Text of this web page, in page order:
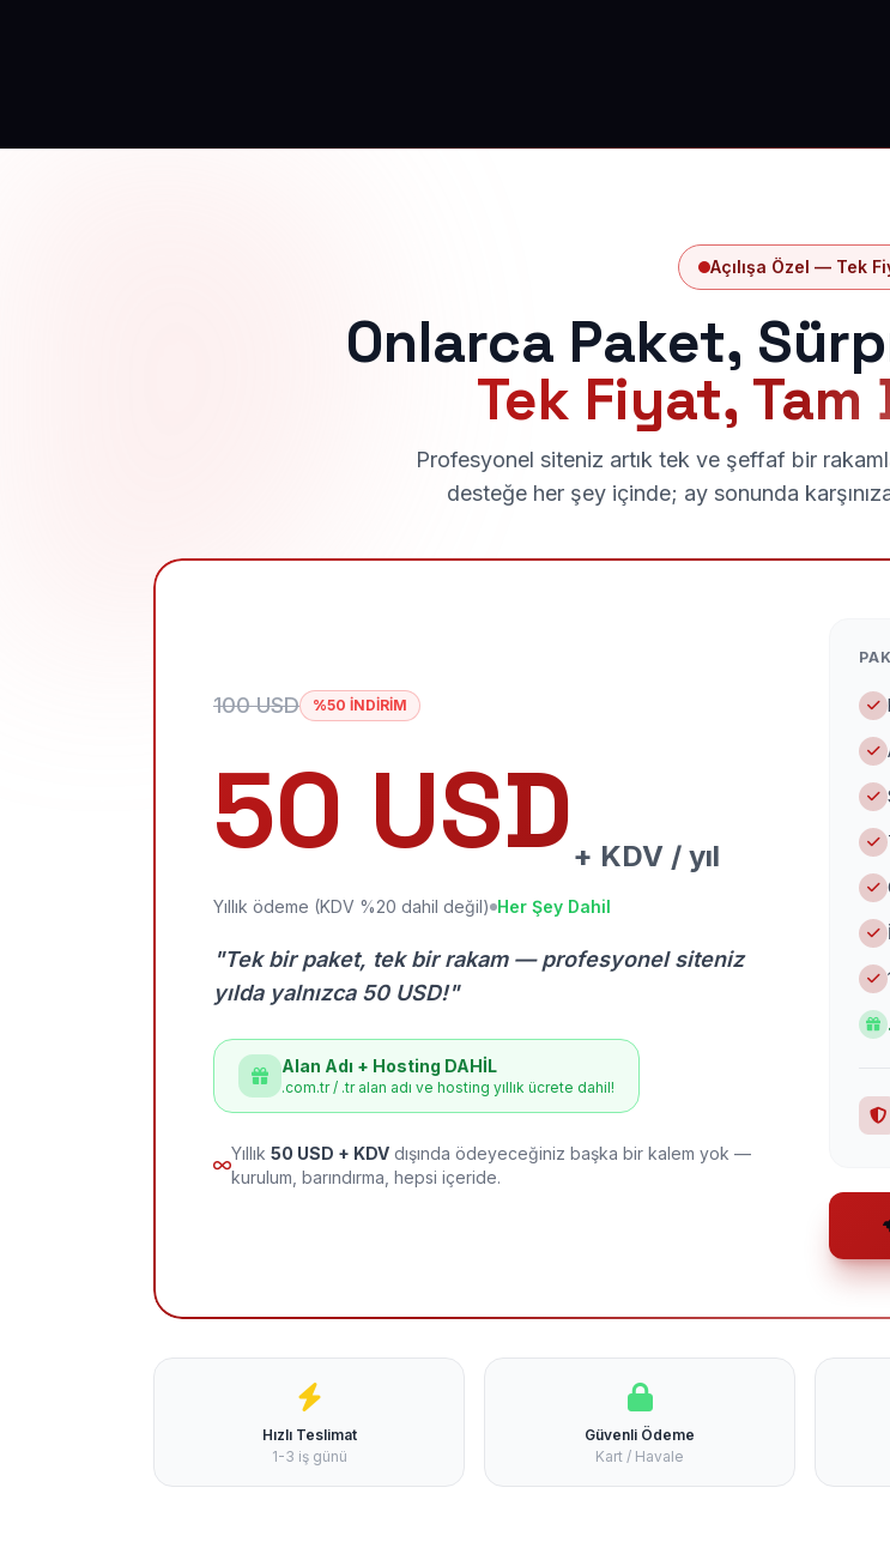
Açılışa Özel — Tek
Onlarca Paket,
Tek Fiyat, Tam
Profesyonel siteniz artık tek ve şeffaf bir
desteğe her şey içinde; ay sonunda
100 USD %50 İNDİRİM
50 USD + KDV / yıl
Yıllık ödeme (KDV %20 dahil değil) Her Şey Dahil
"Tek bir paket, tek bir rakam — profesyonel siteniz
yılda yalnızca 50 USD!"
Alan Adı + Hosting DAHİL
.com.tr / .tr alan adı ve hosting yıllık ücrete dahil!
Yıllık 50 USD + KDV dışında ödeyeceğiniz başka bir kalem yok —
kurulum, barındırma, hepsi içeride.
Hızlı Teslimat
1-3 iş günü
Güvenli Ödeme
Kart / Havale